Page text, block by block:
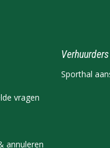
vragen
annuleren
Verhuurders
Sporthal